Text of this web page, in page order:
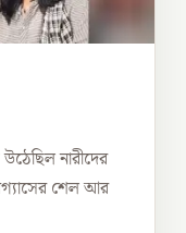
নারীদের
শেল আর